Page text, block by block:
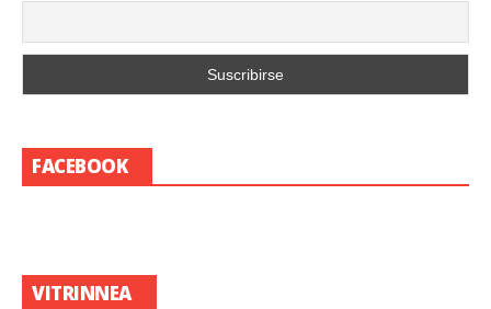
FACEBOOK
VITRINNEA